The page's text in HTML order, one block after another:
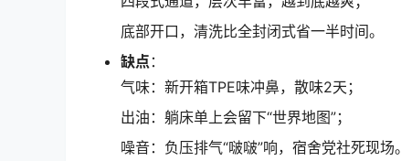
底部开口，清洗比全封闭式省一半时间。
缺点 ：
气味：新开箱TPE味冲鼻，散味2天；
出油：躺床单上会留下“世界地图”；
噪音：负压排气“啵啵”响，宿舍党社死现场。